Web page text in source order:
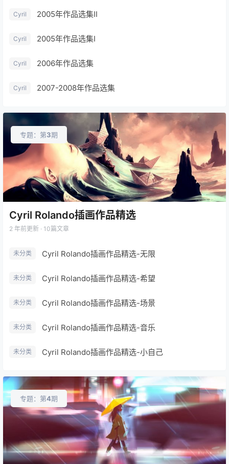
Cyril 2005年作品选集Ⅱ
Cyril 2005年作品选集Ⅰ
Cyril 2006年作品选集
Cyril 2007-2008年作品选集
专题：第3期
Cyril Rolando插画作品精选
2 年前更新 · 10篇文章
未分类 Cyril Rolando插画作品精选-无限
未分类 Cyril Rolando插画作品精选-希望
未分类 Cyril Rolando插画作品精选-场景
未分类 Cyril Rolando插画作品精选-音乐
未分类 Cyril Rolando插画作品精选-小自己
专题：第4期